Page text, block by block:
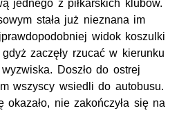
jednego z piłkarskich klubów.
stała już nieznana im
widok koszulki
gdyż zaczęły rzucać w kierunku
Doszło do ostrej
wszyscy wsiedli do autobusu.
nie zakończyła się na